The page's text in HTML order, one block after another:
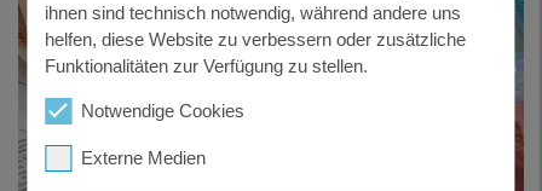
ihnen sind technisch notwendig, während andere uns
helfen, diese Website zu verbessern oder zusätzliche
Funktionalitäten zur Verfügung zu stellen.
Notwendige Cookies
Externe Medien